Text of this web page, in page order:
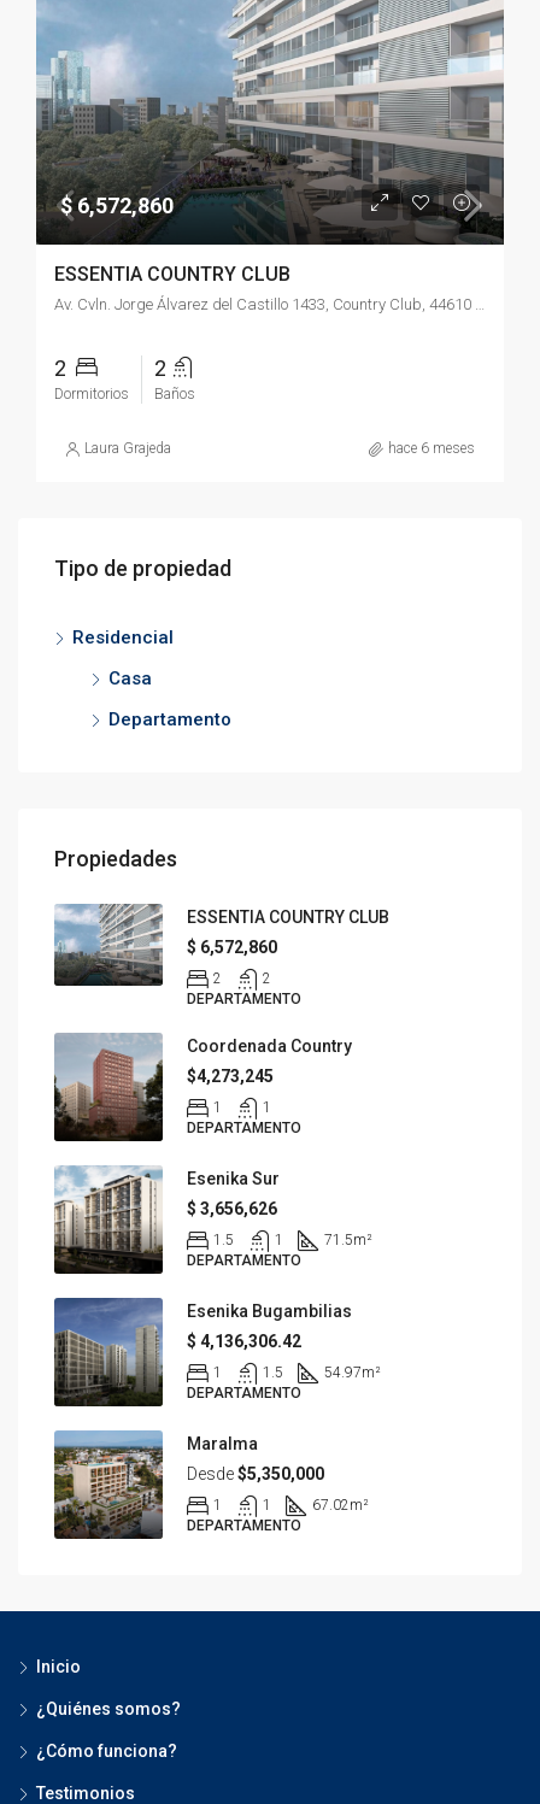
$ 6,572,860
ESSENTIA COUNTRY CLUB
Av. Cvln. Jorge Álvarez del Castillo 1433, Country Club, 44610 Guadalajara, Jal., México
2
Dormitorios
2
Baños
Laura Grajeda hace 6 meses
Tipo de propiedad
Residencial
Casa
Departamento
Propiedades
ESSENTIA COUNTRY CLUB
$ 6,572,860
2
2
DEPARTAMENTO
Coordenada Country
$4,273,245
1
1
DEPARTAMENTO
Esenika Sur
$ 3,656,626
1.5 1 71.5m²
DEPARTAMENTO
Esenika Bugambilias
$ 4,136,306.42
1 1.5 54.97m²
DEPARTAMENTO
Maralma
Desde$5,350,000
1 1 67.02m²
DEPARTAMENTO
Inicio
¿Quiénes somos?
¿Cómo funciona?
Testimonios